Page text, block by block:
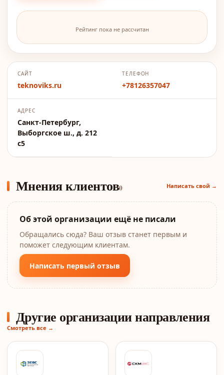
Рейтинг пока не рассчитан
САЙТ
teknoviks.ru
ТЕЛЕФОН
+78126357047
АДРЕС
Санкт-Петербург,
Выборгское ш., д. 212
с5
Мнения клиентов0 Написать свой →
Об этой организации ещё не писали
Обращались сюда? Ваш отзыв станет первым и
поможет следующим клиентам.
Написать первый отзыв
Другие организации направления
Смотреть все →